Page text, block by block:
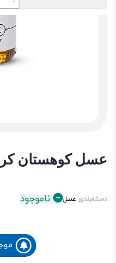
عسل کوهستان کردستان 600
دسته‌بندی عسل ناموجود